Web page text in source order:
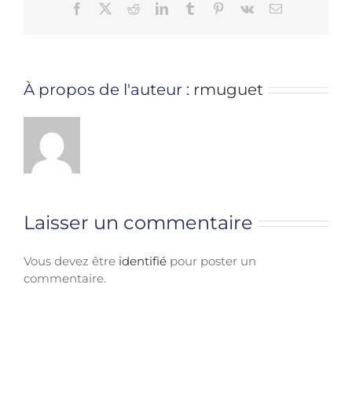
Facebook RedditLinkedInTumblr Pinterest
Vk Email
À propos de l'auteur : rmuguet
Laisser un commentaire
Vous devez être identifié pour poster un
commentaire.